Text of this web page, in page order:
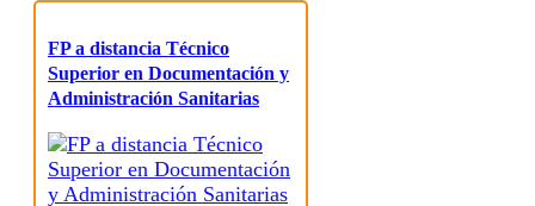
FP a distancia Técnico
Superior en Documentación y
Administración Sanitarias